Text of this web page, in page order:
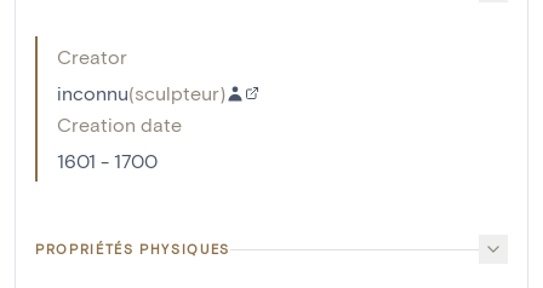
Creator
inconnu(sculpteur)
Creation date
1601 - 1700
PROPRIÉTÉS PHYSIQUES